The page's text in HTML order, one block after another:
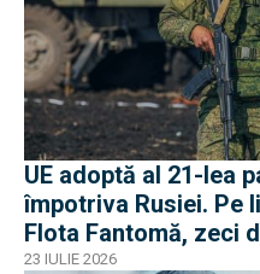
UE adoptă al 21-lea
împotriva Rusiei. Pe
Flota Fantomă, zeci
23 IULIE 2026